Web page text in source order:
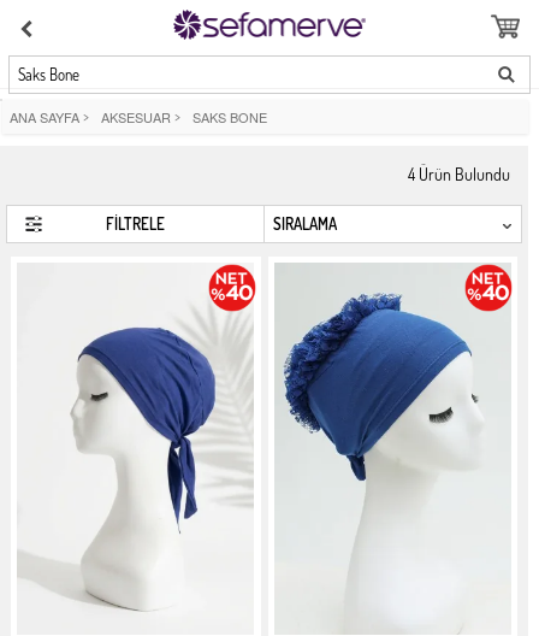
Saks Bone
ANA SAYFA > AKSESUAR > SAKS BONE
4 Ürün Bulundu
FİLTRELE